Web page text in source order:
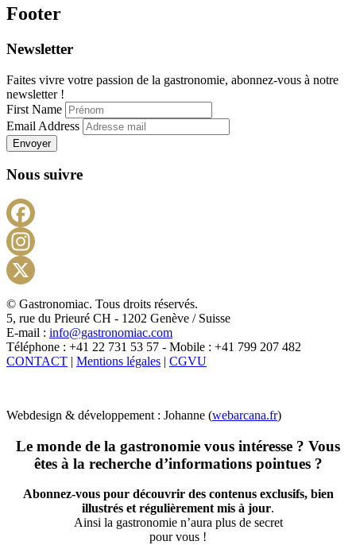
Footer
Newsletter
Faites vivre votre passion de la gastronomie, abonnez-vous à notre
newsletter !
First Name
Email Address
Envoyer
Nous suivre
X
© Gastronomiac. Tous droits réservés.
5, rue du Prieuré CH - 1202 Genève / Suisse
E-mail : info@gastronomiac.com
Téléphone : +41 22 731 53 57 - Mobile : +41 799 207 482
CONTACT | Mentions légales | CGVU
Webdesign & développement : Johanne (webarcana.fr)
Le monde de la gastronomie vous intéresse ? Vous
êtes à la recherche d’informations pointues ?
Abonnez-vous pour découvrir des contenus exclusifs, bien
illustrés et régulièrement mis à jour.
Ainsi la gastronomie n’aura plus de secret
pour vous !